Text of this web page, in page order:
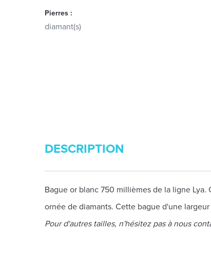
Pierres :
diamant(s)
DESCRIPTION
Bague or blanc 750 millièmes de la ligne
ornée de diamants. Cette bague d'une
Pour d'autres tailles, n'hésitez pas à nous